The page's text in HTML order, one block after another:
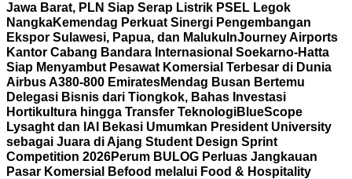
Jawa Barat, PLN Siap Serap Listrik PSEL Legok
NangkaKemendag Perkuat Sinergi Pengembangan
Ekspor Sulawesi, Papua, dan Maluku InJourney Airports
Kantor Cabang Bandara Internasional Soekarno-Hatta
Siap Menyambut Pesawat Komersial Terbesar di Dunia
Airbus A380-800 EmiratesMendag Busan Bertemu
Delegasi Bisnis dari Tiongkok, Bahas Investasi
Hortikultura hingga Transfer TeknologiBlueScope
Lysaght dan IAI Bekasi Umumkan President University
sebagai Juara di Ajang Student Design Sprint
Competition 2026Perum BULOG Perluas Jangkauan
Pasar Komersial Befood melalui Food & Hospitality